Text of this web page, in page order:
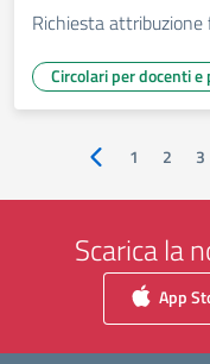
Richiesta
Circolari per docenti e
Pagina
1 2 3
Scarica la
App